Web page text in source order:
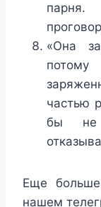
«Она
потому
частью
бы не
Еще
нашем